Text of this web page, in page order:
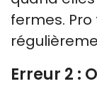
fermes.
Erreur 2 :